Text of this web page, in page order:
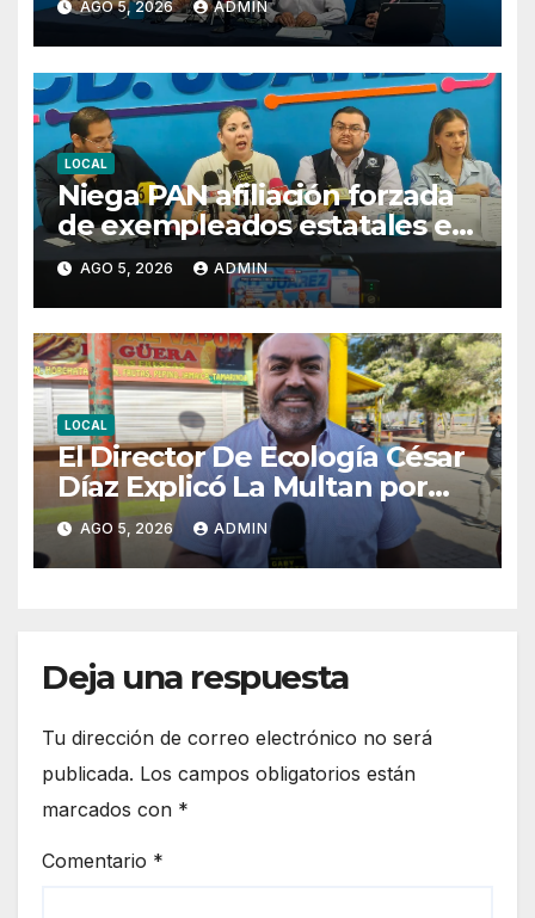
2027
AGO 5, 2026 ADMIN
LOCAL
Niega PAN afiliación forzada
de exempleados estatales en
Juárez
AGO 5, 2026 ADMIN
LOCAL
El Director De Ecología César
Díaz Explicó La Multan por
Contaminación Tras Incendio
De Llantas
AGO 5, 2026 ADMIN
Deja una respuesta
Tu dirección de correo electrónico no será
publicada. Los campos obligatorios están
marcados con *
Comentario *